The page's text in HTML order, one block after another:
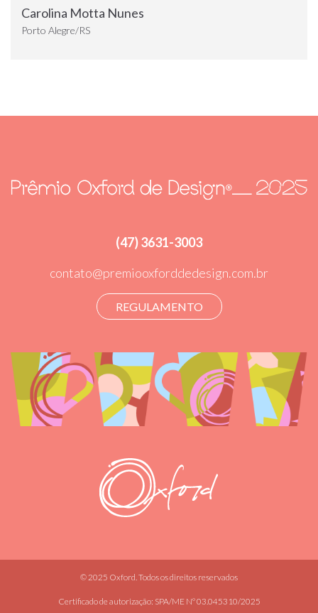
Carolina Motta Nunes
Porto Alegre/RS
(47) 3631-3003
contato@premiooxforddedesign.com.br
REGULAMENTO
© 2025 Oxford. Todos os direitos reservados
Certificado de autorização: SPA/ME Nº 03.045310/2025